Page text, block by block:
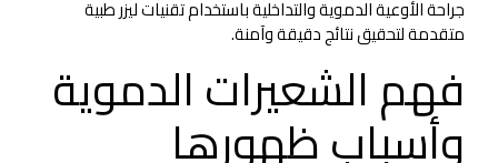
جراحة الأوعية الدموية والتداخلية باستخدام تقنيات ليزر طبية
متقدمة لتحقيق نتائج دقيقة وآمنة.
فهم الشعيرات الدموية
وأسباب ظهورها